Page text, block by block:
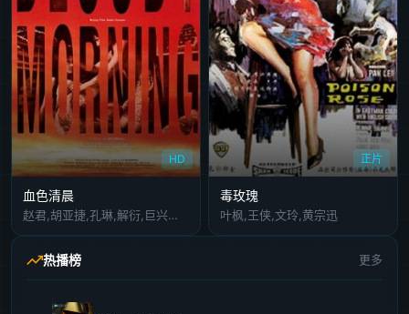
HD
血色清晨
赵君,胡亚捷,孔琳,解衍,巨兴茂,路辉,王光权,龚朝晖
正片
毒玫瑰
叶枫,王侠,文玲,黄宗迅
热播榜 更多